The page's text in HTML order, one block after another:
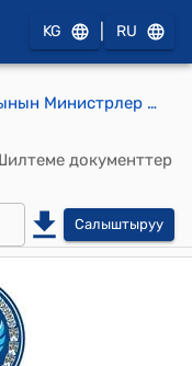
KG RU
Кыргыз Республикасынын Министрлер Кабинетинин 2022-жылдын 15-апрелиндеги N 209-т "Кыргыз Республикасы менен Эл аралык өнүктүрүү ассоциациясынын (Дүйнөлүк банк) ортосундагы Баткен облусунда "Региондук экономикалык өнүктүрүү" экинчи долбоору боюнча каржылоо жөнүндө макулдашуунун долбоорун жактыруу тууралуу" тескемеси
документтер
Салыштыруу